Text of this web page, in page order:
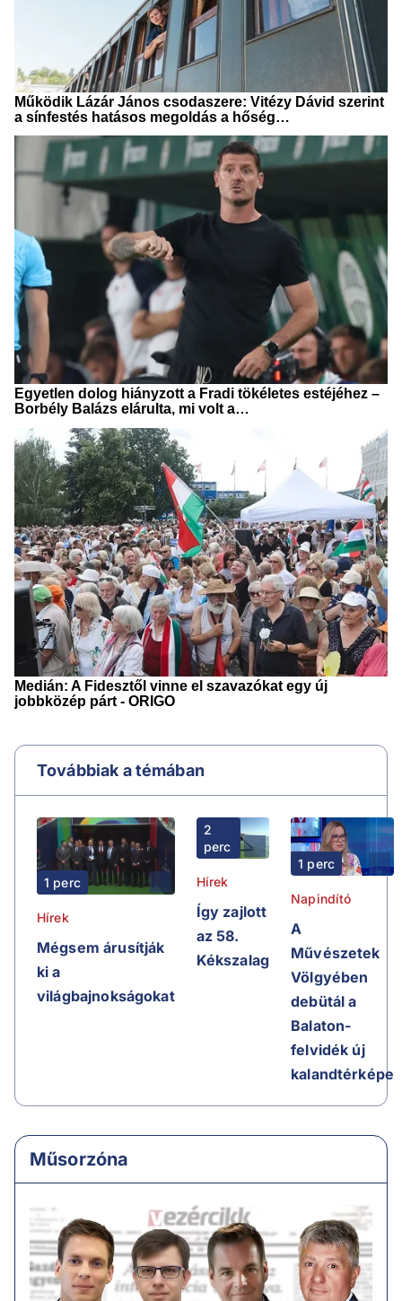
Továbbiak a témában
1 perc
Hírek
Mégsem árusítják
ki a
világbajnokságokat
2
perc
Hírek
Így zajlott
az 58.
Kékszalag
1 perc
Napindító
A
Művészetek
Völgyében
debütál a
Balaton-
felvidék új
kalandtérképe
Műsorzóna